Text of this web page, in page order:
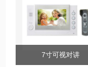
7寸可视对讲